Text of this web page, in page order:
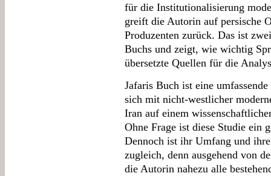
für die Institutionalisierung
greift die Autorin auf persische
Produzenten zurück. Das ist
Buchs und zeigt, wie wichtig
übersetzte Quellen für die
Jafaris Buch ist eine
sich mit nicht-westlicher
Iran auf einem
Ohne Frage ist diese Studie ein
Dennoch ist ihr Umfang und
zugleich, denn ausgehend von
die Autorin nahezu alle